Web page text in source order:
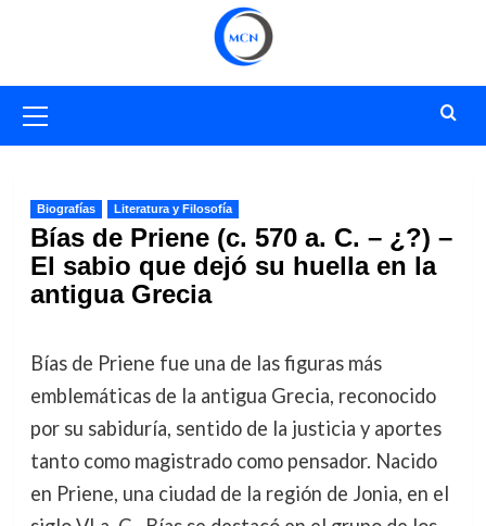
primario
Biografías Literatura y Filosofía
Bías de Priene (c. 570 a. C. – ¿?) –
El sabio que dejó su huella en la
antigua Grecia
Bías de Priene fue una de las figuras más
emblemáticas de la antigua Grecia, reconocido
por su sabiduría, sentido de la justicia y aportes
tanto como magistrado como pensador. Nacido
en Priene, una ciudad de la región de Jonia, en el